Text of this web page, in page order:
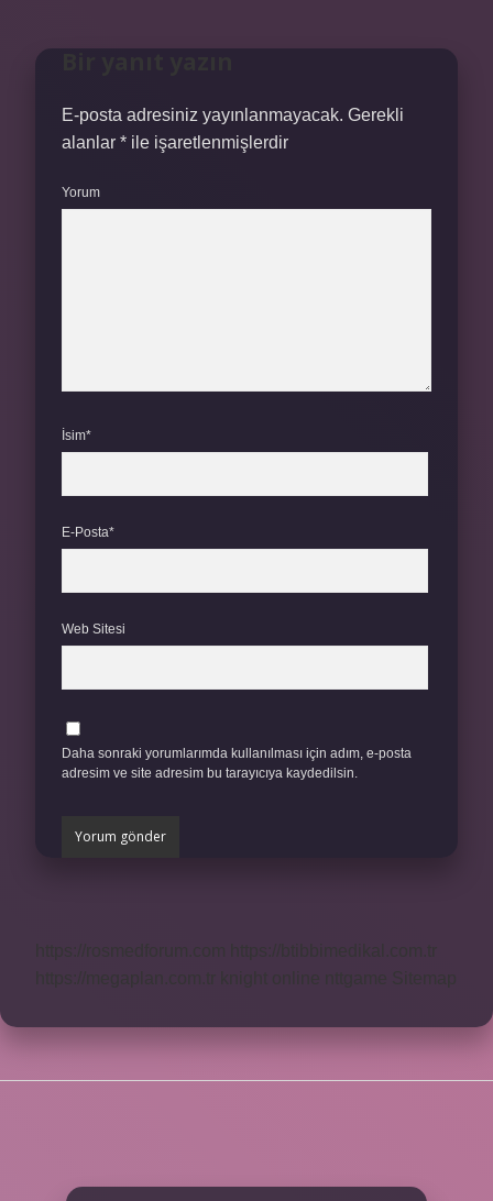
E-posta adresiniz yayınlanmayacak. Gerekli
alanlar * ile işaretlenmişlerdir
Yorum
İsim*
E-Posta*
Web Sitesi
Daha sonraki yorumlarımda kullanılması için adım, e-posta
adresim ve site adresim bu tarayıcıya kaydedilsin.